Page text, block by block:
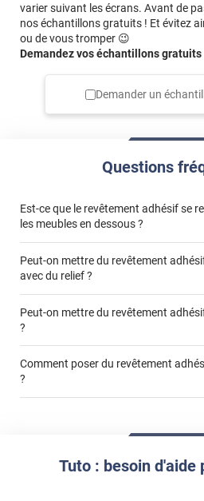
varier suivant les écrans. Avant de
nos échantillons gratuits ! Et évitez
ou de vous tromper 😉
Demandez vos échantillons gratuits
Demander un
Questions
Est-ce que le revêtement adhésif se
les meubles en dessous ?
colle
Peut-on mettre du revêtement
avec du relief ?
Peut-on mettre du revêtement
?
Commander à la taille des
propre par dessus
Comment poser du revêtement
?
Tuto : besoin d'aide